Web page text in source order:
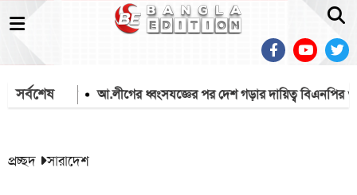
সর্বশেষ
একটি চক্র আ.লীগের ধ্বংসযজ্ঞের পর দেশ গড়ার দায়িত্ব বিএনপির ওপর
প্রচ্ছদ সারাদেশ